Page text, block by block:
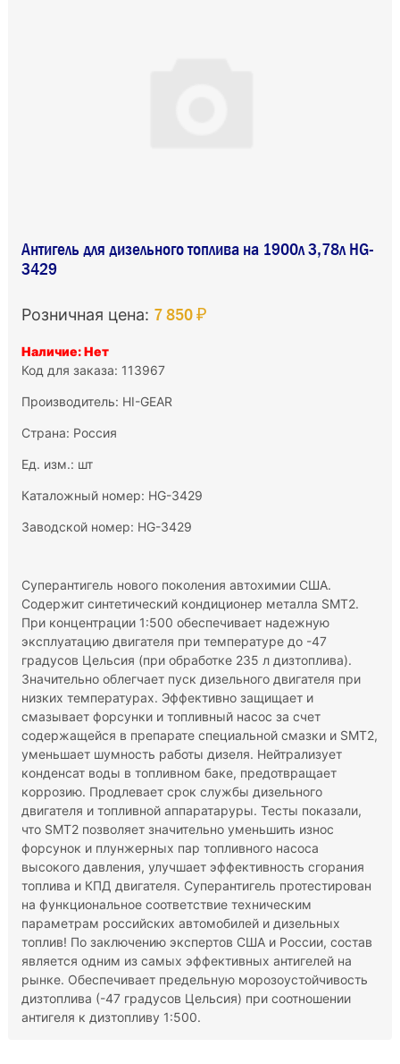
Антигель для дизельного топлива на 1900л 3,78л HG-
3429
Розничная цена: 7 850 ₽
Наличие: Нет
Код для заказа: 113967
Производитель: HI-GEAR
Страна: Россия
Ед. изм.: шт
Каталожный номер: HG-3429
Заводской номер: HG-3429
Суперантигель нового поколения автохимии США.
Содержит синтетический кондиционер металла SMT2.
При концентрации 1:500 обеспечивает надежную
эксплуатацию двигателя при температуре до -47
градусов Цельсия (при обработке 235 л дизтоплива).
Значительно облегчает пуск дизельного двигателя при
низких температурах. Эффективно защищает и
смазывает форсунки и топливный насос за счет
содержащейся в препарате специальной смазки и SMT2,
уменьшает шумность работы дизеля. Нейтрализует
конденсат воды в топливном баке, предотвращает
коррозию. Продлевает срок службы дизельного
двигателя и топливной аппаратаруры. Тесты показали,
что SMT2 позволяет значительно уменьшить износ
форсунок и плунжерных пар топливного насоса
высокого давления, улучшает эффективность сгорания
топлива и КПД двигателя. Суперантигель протестирован
на функциональное соответствие техническим
параметрам российских автомобилей и дизельных
топлив! По заключению экспертов США и России, состав
является одним из самых эффективных антигелей на
рынке. Обеспечивает предельную морозоустойчивость
дизтоплива (-47 градусов Цельсия) при соотношении
антигеля к дизтопливу 1:500.